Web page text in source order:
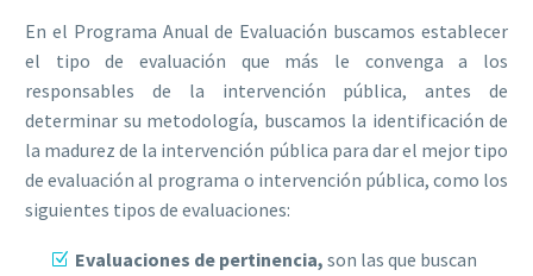
En el Programa Anual de Evaluación buscamos establecer
el tipo de evaluación que más le convenga a los
responsables de la intervención pública, antes de
determinar su metodología, buscamos la identificación de
la madurez de la intervención pública para dar el mejor tipo
de evaluación al programa o intervención pública, como los
siguientes tipos de evaluaciones:
Evaluaciones de pertinencia, son las que buscan